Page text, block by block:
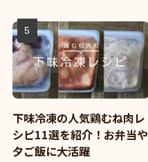
下味冷凍の人気鶏むね肉レ
シピ11選を紹介！お弁当や
夕ご飯に大活躍